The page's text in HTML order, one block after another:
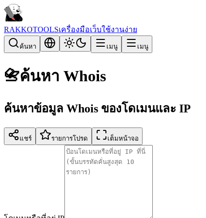
RAKKOTOOLSเครื่องมือเว็บใช้งานง่าย
ค้นหา เมนู เมนู
📇ค้นหา Whois
ค้นหาข้อมูล Whois ของโดเมนและ IP
แชร์ รายการโปรด เต็มหน้าจอ